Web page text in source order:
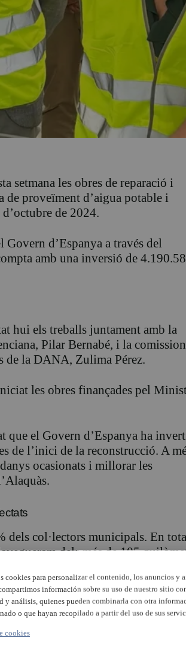
setmana les obres de reparació i
de proveïment d’aigua potable i
de 2024.
Govern d’Espanya a través del
amb una inversió de
hui els treballs juntament amb la
Pilar Bernabé, i la
de la DANA, Zulima Pérez.
les obres finançades pel
que el Govern d’Espanya ha
de l’inici de la reconstrucció. A
ocasionats i millorar les
dels col·lectors municipals. En
dels més de 105
centren als carrers Albacete i
Elecnor, seleccionada mitjançant un
cookies para personalizar el contenido, los anuncios y
información sobre su uso de nuestro sitio
y análisis, quienes pueden combinarla con otra
o que hayan recopilado a partir del uso de sus
cookies